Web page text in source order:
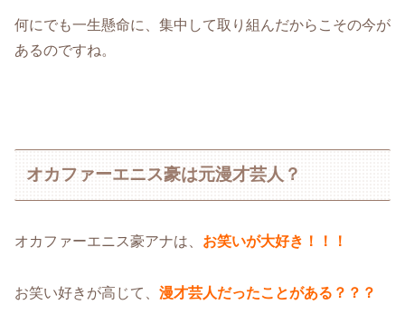
何にでも一生懸命に、集中して取り組んだからこその今が
あるのですね。
オカファーエニス豪は元漫才芸人？
オカファーエニス豪アナは、 お笑いが大好き！！！
お笑い好きが高じて、 漫才芸人だったことがある？？？